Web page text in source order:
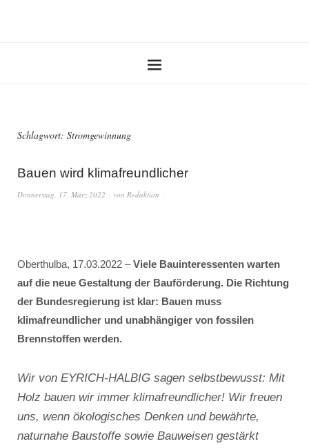
Schlagwort: Stromgewinnung
Bauen wird klimafreundlicher
Donnerstag, 17. März 2022 von Redaktion
Oberthulba, 17.03.2022 –Viele Bauinteressenten warten
auf die neue Gestaltung der Bauförderung. Die Richtung
der Bundesregierung ist klar: Bauen muss
klimafreundlicher und unabhängiger von fossilen
Brennstoffen werden.
Wir von EYRICH-HALBIG sagen selbstbewusst: Mit
Holz bauen wir immer klimafreundlicher! Wir freuen
uns, wenn ökologisches Denken und bewährte,
naturnahe Baustoffe sowie Bauweisen gestärkt